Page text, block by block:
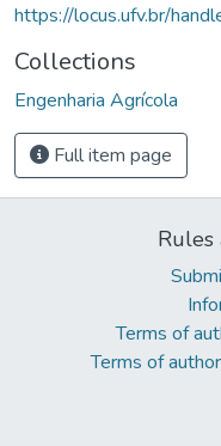
https://locus.ufv.br/
Collections
Engenharia Agrícola
Full item page
Rules
Terms of
Terms of